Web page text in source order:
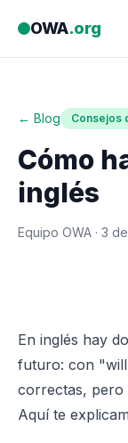
OWA.org
← Blog Consejos
Cómo
inglés
Equipo OWA · 3
En inglés hay
futuro: con
correctas, pero
Aquí te